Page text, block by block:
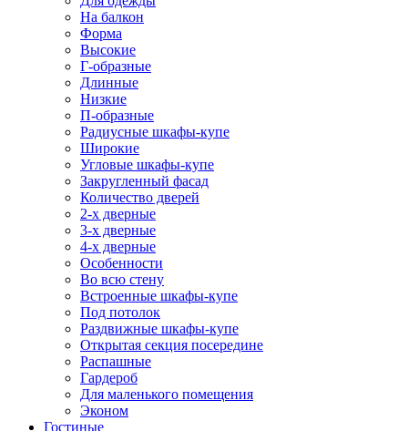
На балкон
Форма
Высокие
Г-образные
Длинные
Низкие
П-образные
Радиусные шкафы-купе
Широкие
Угловые шкафы-купе
Закругленный фасад
Количество дверей
2-х дверные
3-х дверные
4-х дверные
Особенности
Во всю стену
Встроенные шкафы-купе
Под потолок
Раздвижные шкафы-купе
Открытая секция посередине
Распашные
Гардероб
Для маленького помещения
Эконом
Гостиные